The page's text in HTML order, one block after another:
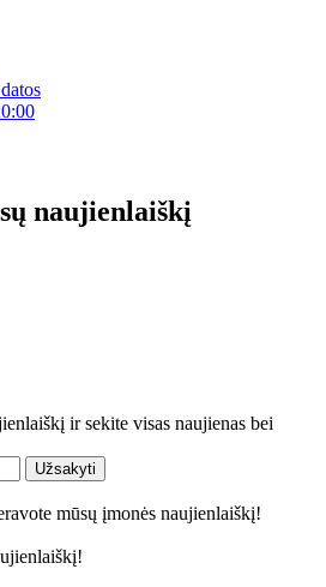
naujienlaiškį
ir sekite visas naujienas bei
Užsakyti
mūsų įmonės naujienlaiškį!